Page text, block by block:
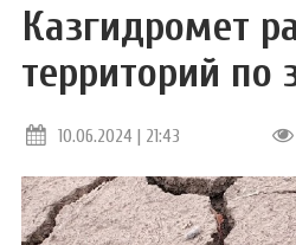
Казгидромет
территорий по
10.06.2024 | 21:43